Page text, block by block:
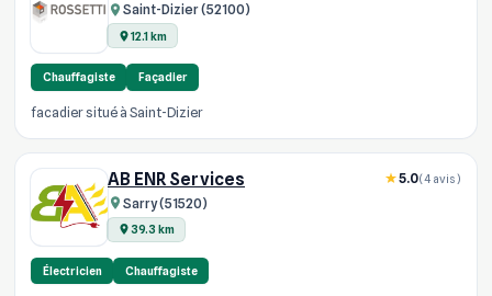
Saint-Dizier (52100)
12.1 km
Chauffagiste Façadier
facadier situé à Saint-Dizier
AB ENR Services
Sarry (51520)
39.3 km
5.0(4 avis)
Électricien Chauffagiste